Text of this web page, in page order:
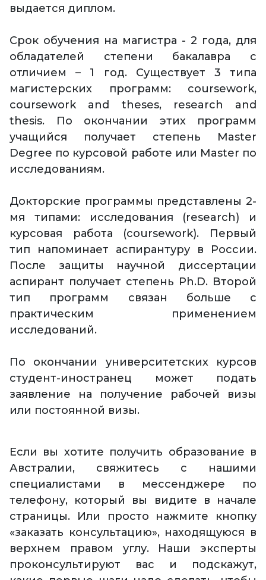
выдается диплом.
Срок обучения на магистра - 2 года, для
обладателей степени бакалавра с
отличием – 1 год. Существует 3 типа
магистерских программ: coursework,
coursework and theses, research and
thesis. По окончании этих программ
учащийся получает степень Master
Degree по курсовой работе или Master по
исследованиям.
Докторские программы представлены 2-
мя типами: исследования (research) и
курсовая работа (coursework). Первый
тип напоминает аспирантуру в России.
После защиты научной диссертации
аспирант получает степень Ph.D. Второй
тип программ связан больше с
практическим применением
исследований.
По окончании университетских курсов
студент-иностранец может подать
заявление на получение рабочей визы
или постоянной визы.
Если вы хотите получить образование в
Австралии, свяжитесь с нашими
специалистами в мессенджере по
телефону, который вы видите в начале
страницы. Или просто нажмите кнопку
«заказать консультацию», находящуюся в
верхнем правом углу. Наши эксперты
проконсультируют вас и подскажут,